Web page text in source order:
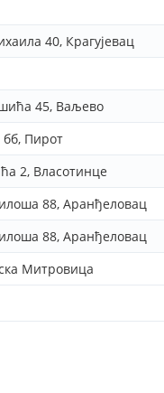
40, Крагујевац
45, Ваљево
Пирот
2, Власотинце
88, Аранђеловац
88, Аранђеловац
Митровица